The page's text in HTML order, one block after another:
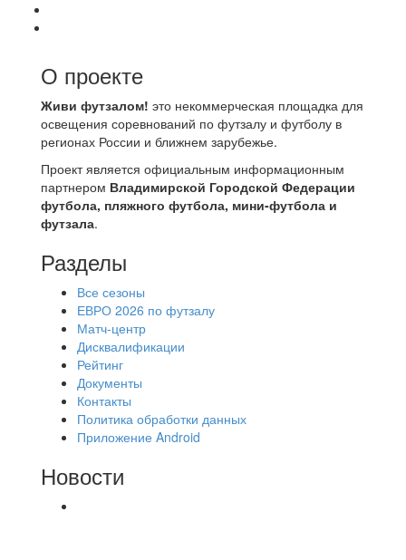
О проекте
Живи футзалом! это некоммерческая площадка для
освещения соревнований по футзалу и футболу в
регионах России и ближнем зарубежье.
Проект является официальным информационным
партнером Владимирской Городской Федерации
футбола, пляжного футбола, мини-футбола и
футзала.
Разделы
Все сезоны
ЕВРО 2026 по футзалу
Матч-центр
Дисквалификации
Рейтинг
Документы
Контакты
Политика обработки данных
Приложение Android
Новости